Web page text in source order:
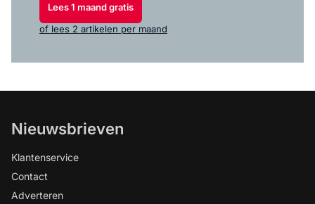
Lees 1 maand gratis
of lees 2 artikelen per maand
Nieuwsbrieven
Klantenservice
Contact
Adverteren